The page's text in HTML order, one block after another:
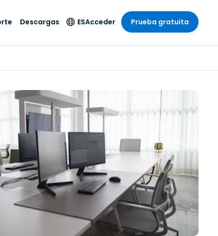
con
Antivirus
Detección y
respuesta de puntos
Acceso y control de
Wi-Fi de Foxpass
Espacio de trabajo
seguro Zero Trust
Shield (Antiestafa)
Todos los
productos
menor
sector público
y Diseño
contabilidad
menor
los sectores
sistema
Descargas ES
Deutsch
Español
Français
Italiano
Nederlands
Português
简体中文
繁體中文
Acceder Prueba gratuita